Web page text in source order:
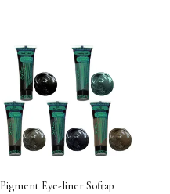
Pigment Eye-liner Softap